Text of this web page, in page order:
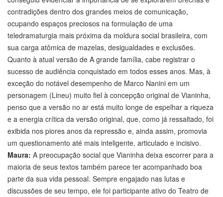
contradições dentro dos grandes meios de comunicação,
ocupando espaços preciosos na formulação de uma
teledramaturgia mais próxima da moldura social brasileira, com
sua carga atômica de mazelas, desigualdades e exclusões.
Quanto à atual versão de A grande família, cabe registrar o
sucesso de audiência conquistado em todos esses anos. Mas, à
exceção do notável desempenho de Marco Nanini em um
personagem (Lineu) muito fiel à concepção original de Vianinha,
penso que a versão no ar está muito longe de espelhar a riqueza
e a energia crítica da versão original, que, como já ressaltado, foi
exibida nos piores anos da repressão e, ainda assim, promovia
um questionamento até mais inteligente, articulado e incisivo.
Maura: A preocupação social que Vianinha deixa escorrer para a
maioria de seus textos também parece ter acompanhado boa
parte da sua vida pessoal. Sempre engajado nas lutas e
discussões de seu tempo, ele foi participante ativo do Teatro de